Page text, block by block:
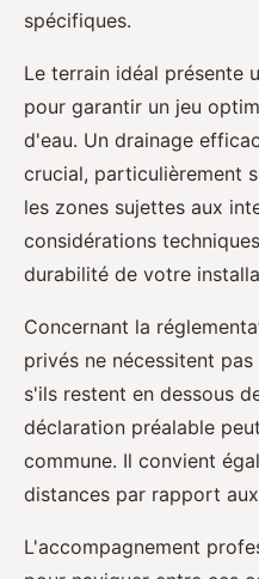
spécifiques.
Le terrain idéal présente
pour garantir un jeu
d'eau. Un drainage
crucial, particulièrement
les zones sujettes aux
considérations
durabilité de votre
Concernant la
privés ne nécessitent pas
s'ils restent en dessous
déclaration préalable
commune. Il convient
distances par rapport
L'accompagnement